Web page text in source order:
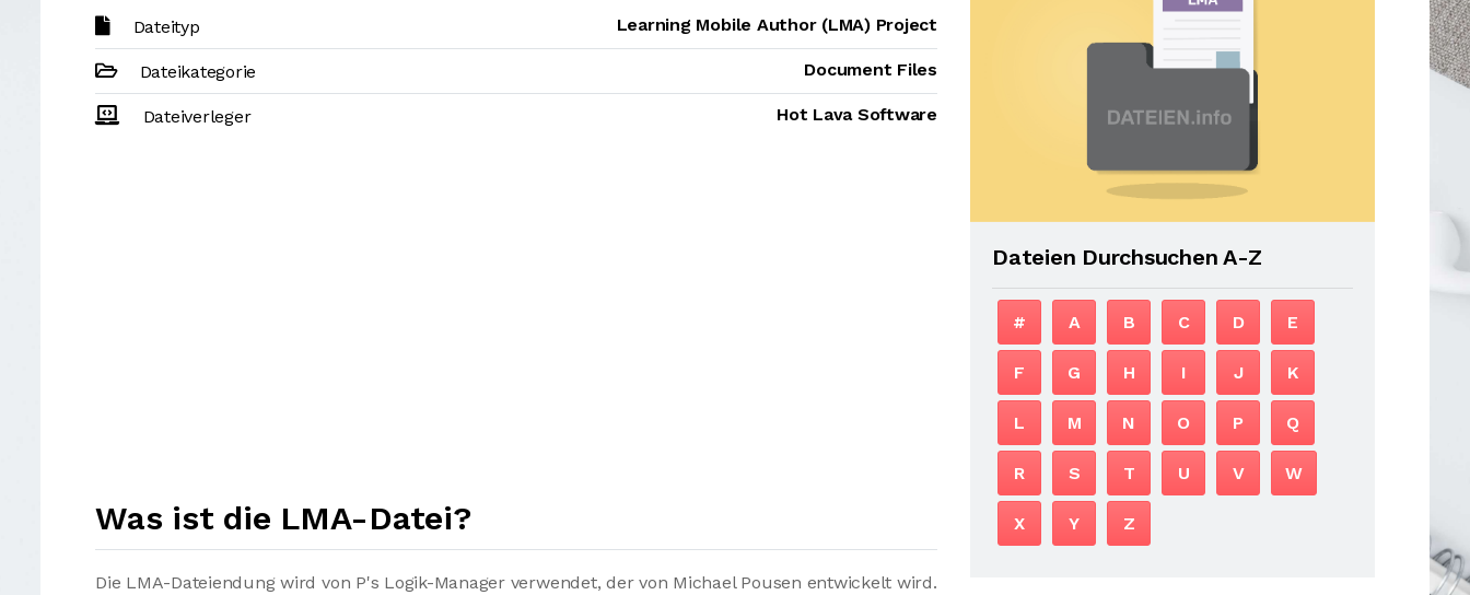
Dateityp Learning Mobile Author (LMA) Project
Dateikategorie Document Files
Dateiverleger Hot Lava Software
Was ist die LMA-Datei?
Die LMA-Dateiendung wird von P's Logik-Manager verwendet, der von Michael Pousen entwickelt wird.
Dateien Durchsuchen A-Z
# A B C D E
F G H I J K
L M N O P Q
R S T U V W
X Y Z